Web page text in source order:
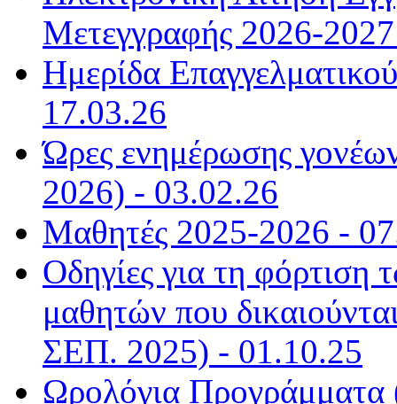
Μετεγγραφής 2026-
Ημερίδα
17.03.26
Ώρες ενημέρωσης
2026) - 03.02.26
Μαθητές 2025-2026 -
Οδηγίες για τη
μαθητών που
ΣΕΠ. 2025) - 01.10.25
Ωρολόγια